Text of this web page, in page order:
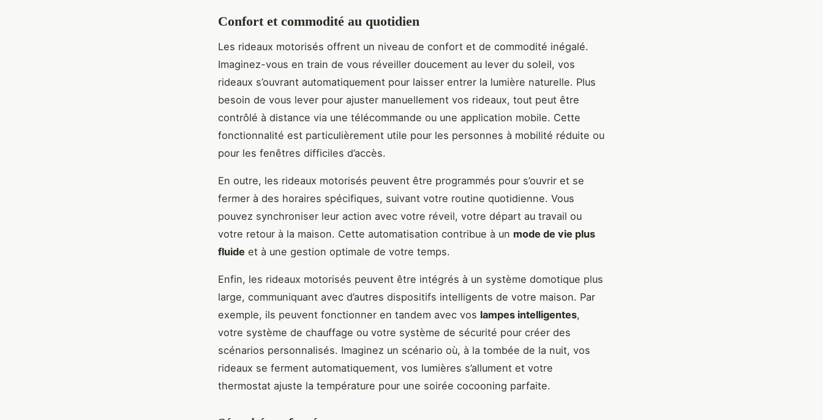
Confort et commodité au quotidien
Les rideaux motorisés offrent un niveau de confort et de commodité inégalé.
Imaginez-vous en train de vous réveiller doucement au lever du soleil, vos
rideaux s’ouvrant automatiquement pour laisser entrer la lumière naturelle. Plus
besoin de vous lever pour ajuster manuellement vos rideaux, tout peut être
contrôlé à distance via une télécommande ou une application mobile. Cette
fonctionnalité est particulièrement utile pour les personnes à mobilité réduite ou
pour les fenêtres difficiles d’accès.
En outre, les rideaux motorisés peuvent être programmés pour s’ouvrir et se
fermer à des horaires spécifiques, suivant votre routine quotidienne. Vous
pouvez synchroniser leur action avec votre réveil, votre départ au travail ou
votre retour à la maison. Cette automatisation contribue à un mode de vie plus
fluide et à une gestion optimale de votre temps.
Enfin, les rideaux motorisés peuvent être intégrés à un système domotique plus
large, communiquant avec d’autres dispositifs intelligents de votre maison. Par
exemple, ils peuvent fonctionner en tandem avec vos lampes intelligentes,
votre système de chauffage ou votre système de sécurité pour créer des
scénarios personnalisés. Imaginez un scénario où, à la tombée de la nuit, vos
rideaux se ferment automatiquement, vos lumières s’allument et votre
thermostat ajuste la température pour une soirée cocooning parfaite.